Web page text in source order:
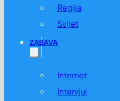
Regija
Svijet
ZABAVA
Internet
Intervjui